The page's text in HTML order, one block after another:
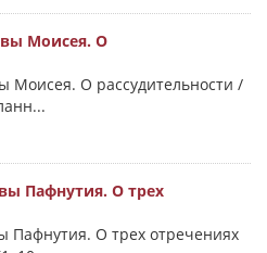
Моисея. О
Моисея. О рассудительности /
Пафнутия. О трех
Пафнутия. О трех отречениях